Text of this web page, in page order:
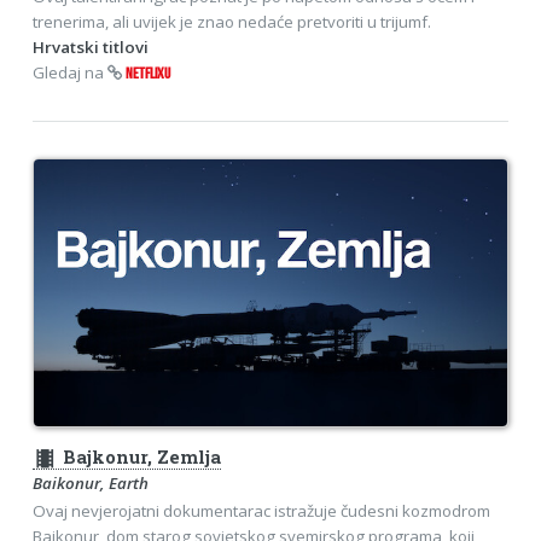
trenerima, ali uvijek je znao nedaće pretvoriti u trijumf.
Hrvatski titlovi
Gledaj na
NETFLIXU
theaters Bajkonur, Zemlja
Baikonur, Earth
Ovaj nevjerojatni dokumentarac istražuje čudesni kozmodrom
Bajkonur, dom starog sovjetskog svemirskog programa, koji